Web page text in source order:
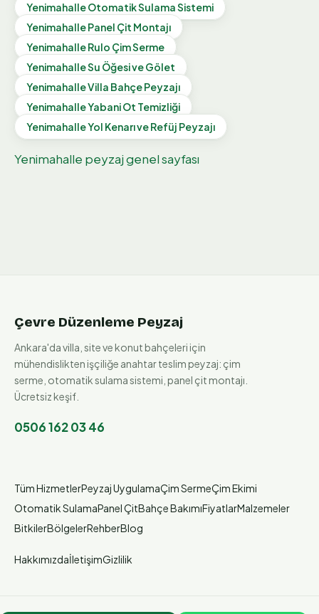
YenimahalleOtomatik Sulama Sistemi
YenimahallePanel Çit Montajı
YenimahalleRulo Çim Serme
YenimahalleSu Öğesi ve Gölet
YenimahalleVilla Bahçe Peyzajı
YenimahalleYabani Ot Temizliği
YenimahalleYol Kenarı ve Refüj Peyzajı
Yenimahalle peyzaj genel sayfası
Çevre Düzenleme Peyzaj
Ankara'da villa, site ve konut bahçeleri için
mühendislikten işçiliğe anahtar teslim peyzaj: çim
serme, otomatik sulama sistemi, panel çit montajı.
Ücretsiz keşif.
0506 162 03 46
Tüm HizmetlerPeyzaj UygulamaÇim SermeÇim Ekimi
Otomatik SulamaPanel ÇitBahçe BakımıFiyatlarMalzemeler
BitkilerBölgelerRehberBlog
HakkımızdaİletişimGizlilik